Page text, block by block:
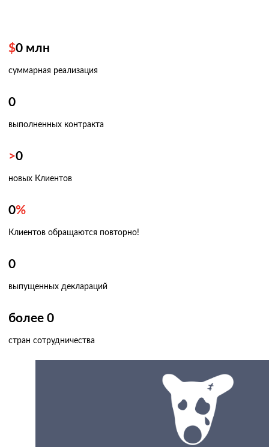
Страхование грузов
$0 млн
суммарная реализация
0
выполненных контракта
>0
новых Клиентов
0%
Клиентов обращаются повторно!
0
выпущенных деклараций
более 0
стран сотрудничества